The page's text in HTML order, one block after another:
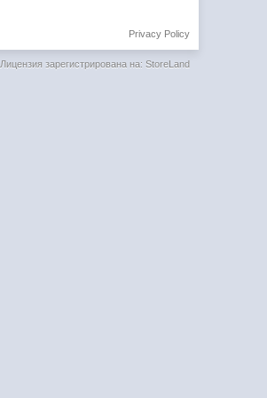
Privacy Policy
Лицензия зарегистрирована на: StoreLand